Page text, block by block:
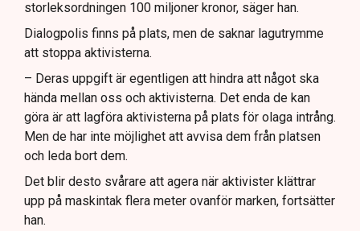
storleksordningen 100 miljoner kronor, säger han.
Dialogpolis finns på plats, men de saknar lagutrymme
att stoppa aktivisterna.
– Deras uppgift är egentligen att hindra att något ska
hända mellan oss och aktivisterna. Det enda de kan
göra är att lagföra aktivisterna på plats för olaga intrång.
Men de har inte möjlighet att avvisa dem från platsen
och leda bort dem.
Det blir desto svårare att agera när aktivister klättrar
upp på maskintak flera meter ovanför marken, fortsätter
han.